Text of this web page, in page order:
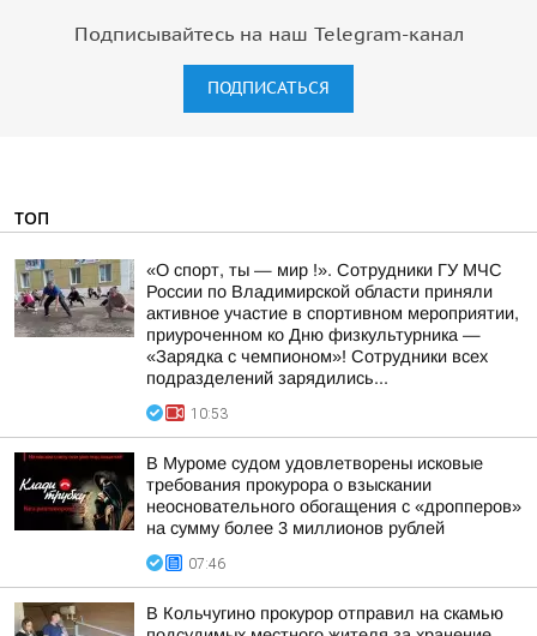
Подписывайтесь на наш Telegram-канал
ПОДПИСАТЬСЯ
ТОП
«О спорт, ты — мир !». Сотрудники ГУ МЧС
России по Владимирской области приняли
активное участие в спортивном мероприятии,
приуроченном ко Дню физкультурника —
«Зарядка с чемпионом»! Сотрудники всех
подразделений зарядились...
10:53
В Муроме судом удовлетворены исковые
требования прокурора о взыскании
неосновательного обогащения с «дропперов»
на сумму более 3 миллионов рублей
07:46
В Кольчугино прокурор отправил на скамью